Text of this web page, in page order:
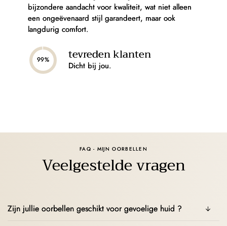
bijzondere aandacht voor kwaliteit, wat niet alleen
een ongeëvenaard stijl garandeert, maar ook
langdurig comfort.
99% tevreden klanten
Dicht bij jou.
FAQ - MIJN OORBELLEN
Veelgestelde vragen
Zijn jullie oorbellen geschikt voor gevoelige huid ?